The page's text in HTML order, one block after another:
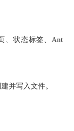
、状态标签、Ant
并写入文件。